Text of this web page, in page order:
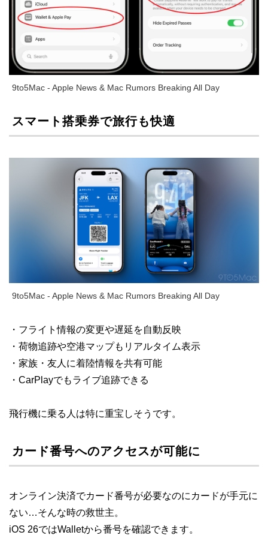
9to5Mac - Apple News & Mac Rumors Breaking All Day
スマート搭乗券で旅行も快適
9to5Mac - Apple News & Mac Rumors Breaking All Day
・フライト情報の変更や遅延を自動反映
・荷物追跡や空港マップもリアルタイム表示
・家族・友人に着陸情報を共有可能
・CarPlayでもライブ追跡できる
飛行機に乗る人は特に重宝しそうです。
カード番号へのアクセスが可能に
オンライン決済でカード番号が必要なのにカードが手元に
ない…そんな時の救世主。
iOS 26ではWalletから番号を確認できます。